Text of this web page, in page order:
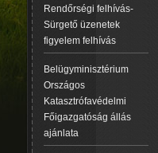
Rendőrségi felhívás-
Sürgető üzenetek
figyelem felhívás
Belügyminisztérium
Országos
Katasztrófavédelmi
Főigazgatóság állás
ajánlata